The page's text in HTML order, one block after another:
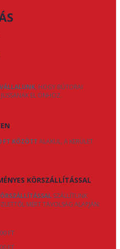
, HOGY BÚTORAI
EL ÖNHÖZ.
FT KÖZÖTT ALAKUL, A KERÜLET
KÖRSZÁLLÍTÁSSAL
SZÁLLÍTUNK
MÉRT TÁVOLSÁG ALAPJÁN:
FT
FT